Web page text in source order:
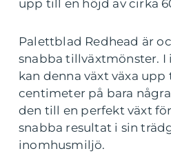
upp till en höjd av cirka
Palettblad Redhead är
snabba tillväxtmönster. I
kan denna växt växa upp
centimeter på bara
den till en perfekt växt
snabba resultat i sin
inomhusmiljö.